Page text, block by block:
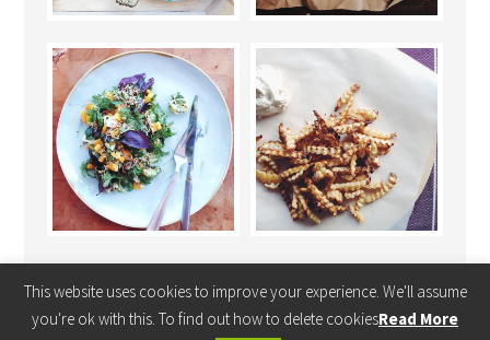
COPYRIGHT © 2026 · SHAY BOCKS· BUILT ON
This website uses cookies to improve your experience. We'll assume
you're ok with this. To find out how to delete cookiesRead More